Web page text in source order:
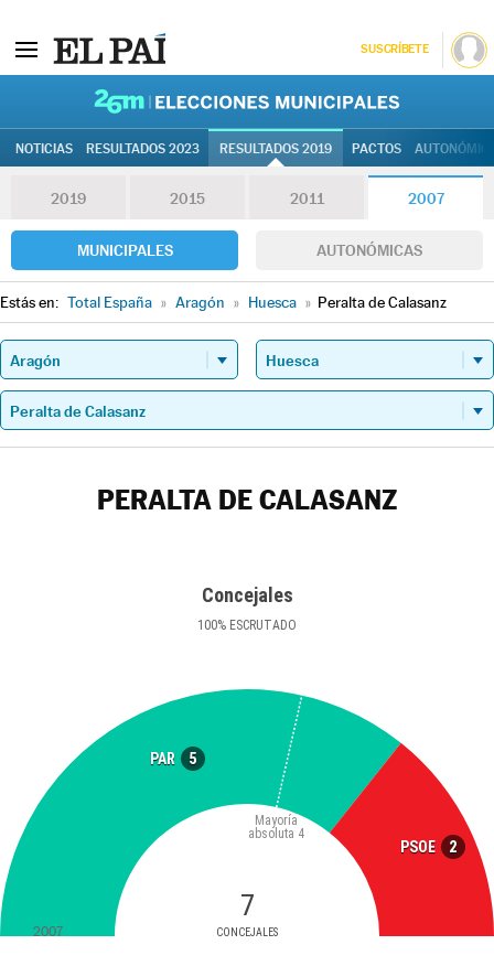
SUSCRÍBETE
NOTICIAS RESULTADOS 2023 RESULTADOS 2019 PACTOS
2019 2015 2011 2007
MUNICIPALES AUTONÓMICAS
Estás en: Total España » Aragón » Huesca » Peralta de Calasanz
PERALTA DE CALASANZ
Concejales
100% ESCRUTADO
PAR 5
PSOE 2
7
CONCEJALES
Mayoría
absoluta 4
2007